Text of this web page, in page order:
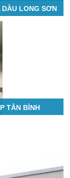
LONG SƠN
TÂN BÌNH